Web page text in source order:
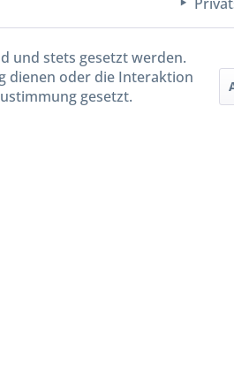
und stets gesetzt werden.
dienen oder die Interaktion
gesetzt.